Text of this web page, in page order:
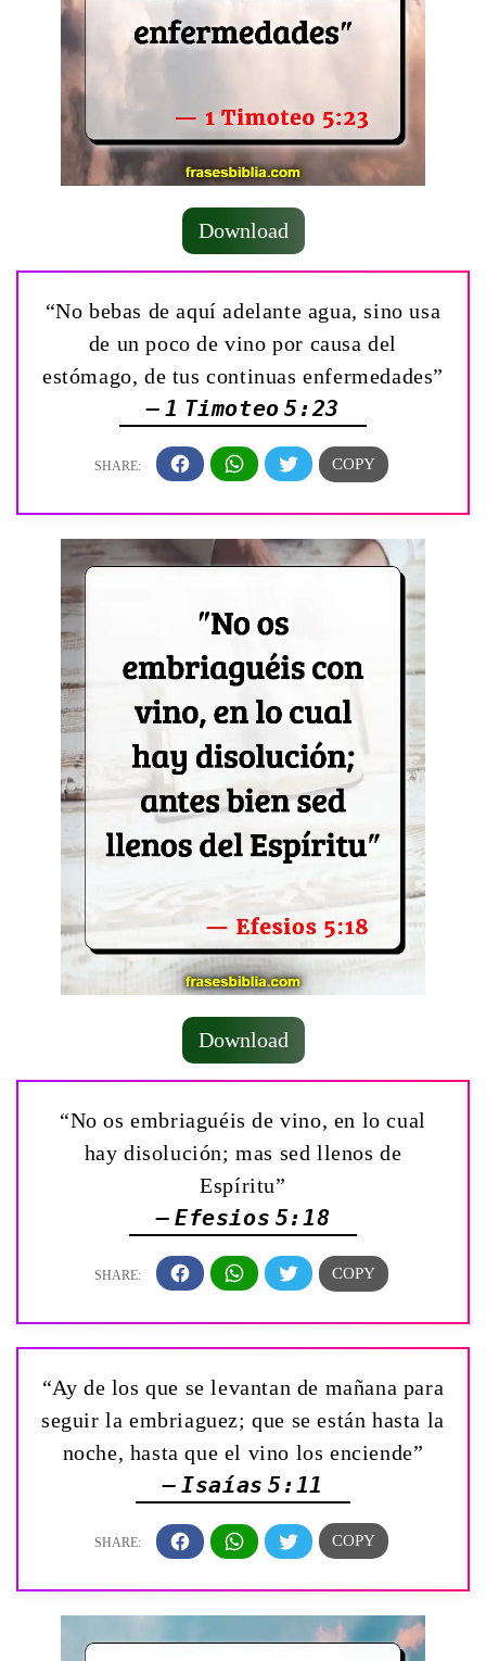
Download
“No bebas de aquí adelante agua, sino usa
de un poco de vino por causa del
estómago, de tus continuas enfermedades”
— 1 Timoteo 5:23
Download
“No os embriaguéis de vino, en lo cual
hay disolución; mas sed llenos de
Espíritu”
— Efesios 5:18
“Ay de los que se levantan de mañana para
seguir la embriaguez; que se están hasta la
noche, hasta que el vino los enciende”
— Isaías 5:11